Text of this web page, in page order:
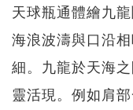
天球瓶通體繪九
海浪波濤與口沿
細。九龍於天海
靈活現。例如肩